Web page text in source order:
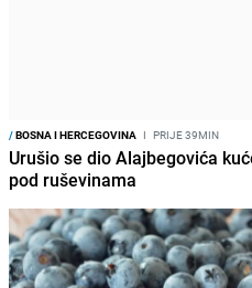
/BOSNA I HERCEGOVINA I PRIJE 39MIN
Urušio se dio Alajbegovića
pod ruševinama